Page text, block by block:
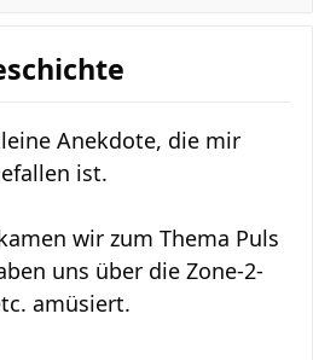
Anekdote, die mir
ist.
wir zum Thema Puls
uns über die Zone-2-
amüsiert.